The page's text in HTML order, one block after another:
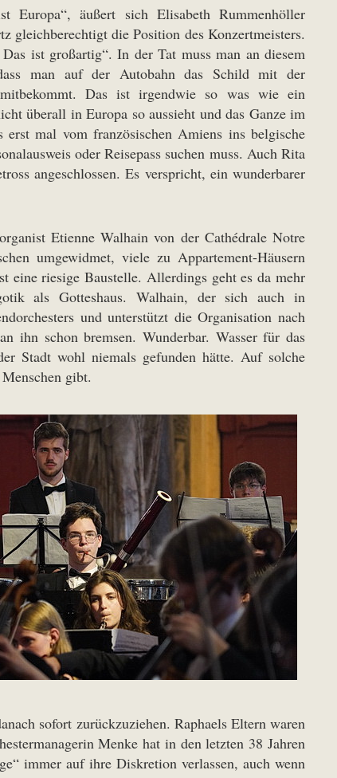
Europa“, äußert sich Elisabeth Rummenhöller
gleichberechtigt die Position des Konzertmeisters.
ist großartig“. In der Tat muss man an diesem
man auf der Autobahn das Schild mit der
Das ist irgendwie so was wie ein
überall in Europa so aussieht und das Ganze im
mal vom französischen Amiens ins belgische
oder Reisepass suchen muss. Auch Rita
angeschlossen. Es verspricht, ein wunderbarer
Etienne Walhain von der Cathédrale Notre
umgewidmet, viele zu Appartement-Häusern
eine riesige Baustelle. Allerdings geht es da mehr
als Gotteshaus. Walhain, der sich auch in
und unterstützt die Organisation nach
ihn schon bremsen. Wunderbar. Wasser für das
Stadt wohl niemals gefunden hätte. Auf solche
gibt.
sofort zurückzuziehen. Raphaels Eltern waren
Menke hat in den letzten 38 Jahren
immer auf ihre Diskretion verlassen, auch wenn